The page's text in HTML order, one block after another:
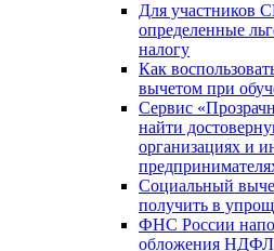
Для участников
определенные
налогу
Как
вычетом при
Сервис
найти
организациях и
Социальный
получить в
ФНС России
обложения НДФЛ